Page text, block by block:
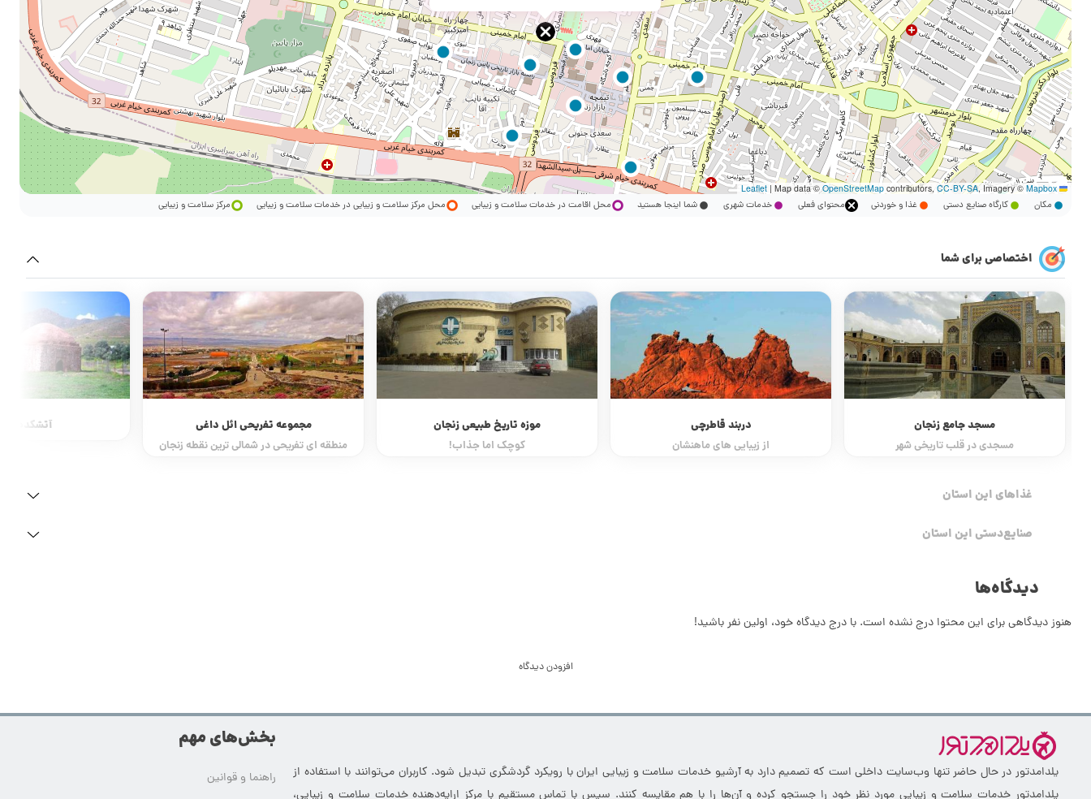
Leaflet
| Map data ©OpenStreetMapcontributors, CC-BY-SA, Imagery © Mapbox
مکان کارگاه صنایع دستی غذا و خوردنی محتوای فعلی خدمات شهری شما اینجا هستید محل اقامت در خدمات سلامت و زیبایی محل مرکز سلامت و زیبایی در خدمات سلامت و زیبایی مرکز سلامت و زیبایی
اختصاصی برای شما
مسجد جامع زنجان
مسجدی در قلب تاریخی شهر
دربند قاطرچی
از زیبایی های ماهنشان
موزه تاریخ طبیعی زنجان
کوچک اما جذاب!
مجموعه تفریحی ائل داغی
منطقه ای تفریحی در شمالی ترین نقطه زنجان
آتشکده
غذاهای این استان
صنایع‌دستی این استان
دیدگاه‌ها
هنوز دیدگاهی برای این محتوا درج نشده است. با درج دیدگاه خود، اولین نفر باشید!
افزودن دیدگاه
یلدامدتور در حال حاضر تنها وب‌سایت داخلی است که تصمیم دارد به آرشیو خدمات سلامت و زیبایی ایران با رویکرد گردشگری تبدیل شود. کاربران می‌توانند با استفاده از
یلدامدتور خدمات سلامت و زیبایی مورد نظر خود را جستجو کرده و آن‌ها را با هم مقایسه کنند. سپس با تماس مستقیم با مرکز ارایه‌دهنده خدمات سلامت و زیبایی،
بخش‌های مهم
راهنما و قوانین